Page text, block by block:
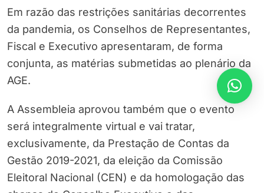
Em razão das restrições sanitárias decorrentes
da pandemia, os Conselhos de Representantes,
Fiscal e Executivo apresentaram, de forma
conjunta, as matérias submetidas ao plenário da
AGE.
A Assembleia aprovou também que o evento
será integralmente virtual e vai tratar,
exclusivamente, da Prestação de Contas da
Gestão 2019-2021, da eleição da Comissão
Eleitoral Nacional (CEN) e da homologação das